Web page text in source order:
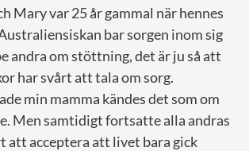
Mary var 25 år gammal när hennes
bar sorgen inom sig
andra om stöttning, det är ju så att
har svårt att tala om sorg.
min mamma kändes det som om
Men samtidigt fortsatte alla andras
att acceptera att livet bara gick